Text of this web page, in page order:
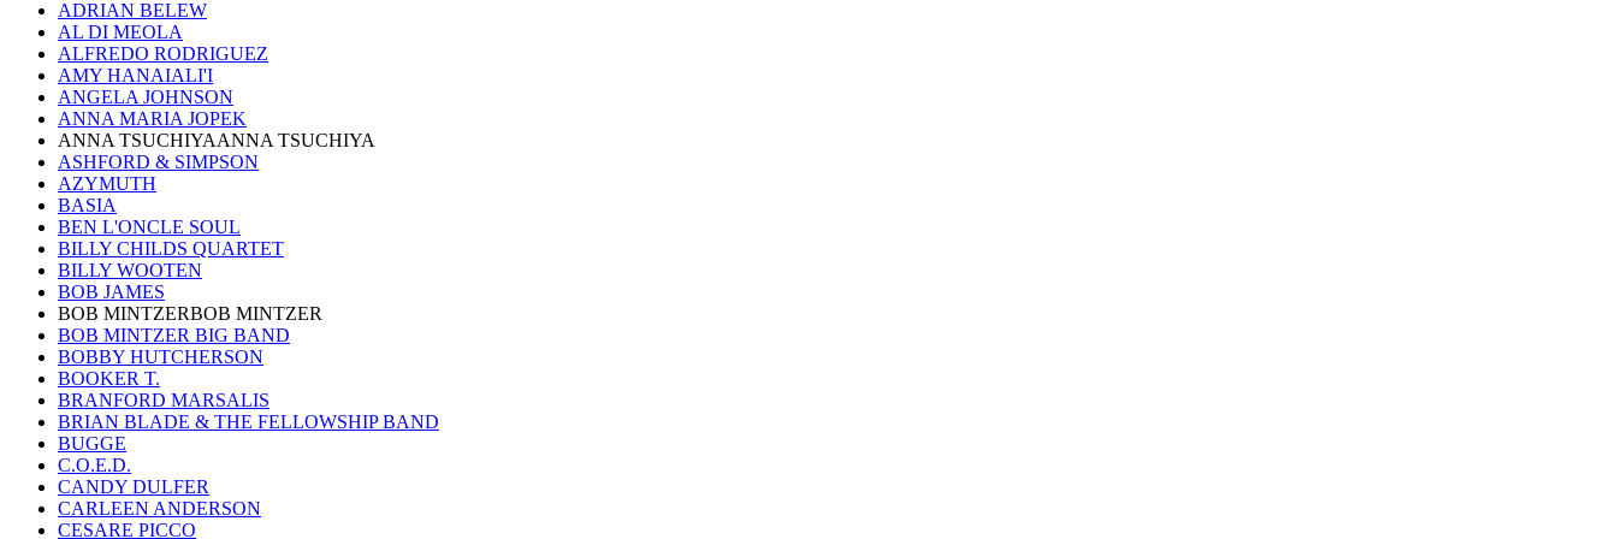
ADRIAN BELEW
AL DI MEOLA
ALFREDO RODRIGUEZ
AMY HANAIALI'I
ANGELA JOHNSON
ANNA MARIA JOPEK
ANNA TSUCHIYAANNA TSUCHIYA
ASHFORD & SIMPSON
AZYMUTH
BASIA
BEN L'ONCLE SOUL
BILLY CHILDS QUARTET
BILLY WOOTEN
BOB JAMES
BOB MINTZERBOB MINTZER
BOB MINTZER BIG BAND
BOBBY HUTCHERSON
BOOKER T.
BRANFORD MARSALIS
BRIAN BLADE & THE FELLOWSHIP BAND
BUGGE
C.O.E.D.
CANDY DULFER
CARLEEN ANDERSON
CESARE PICCO